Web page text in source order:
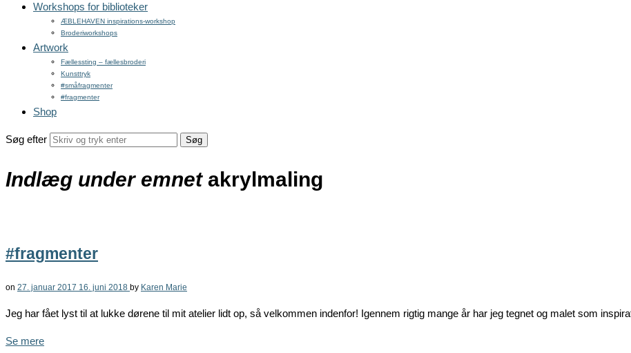
Workshops for biblioteker
ÆBLEHAVEN inspirations-workshop
Broderiworkshops
Artwork
Fællessting – fællesbroderi
Kunsttryk
#småfragmenter
#fragmenter
Shop
Søg efter
Indlæg under emnet akrylmaling
#fragmenter
on 27. januar 2017 16. juni 2018 by Karen Marie
Jeg har fået lyst til at lukke dørene til mit atelier lidt op, så velkommen indenfor! Igennem rigtig mange år har jeg tegnet og malet som
Se mere